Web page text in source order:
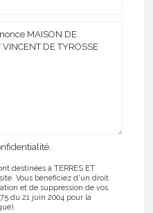
destinées à TERRES ET
Vous bénéficiez d'un droit
et de suppression de vos
du 21 juin 2004 pour la